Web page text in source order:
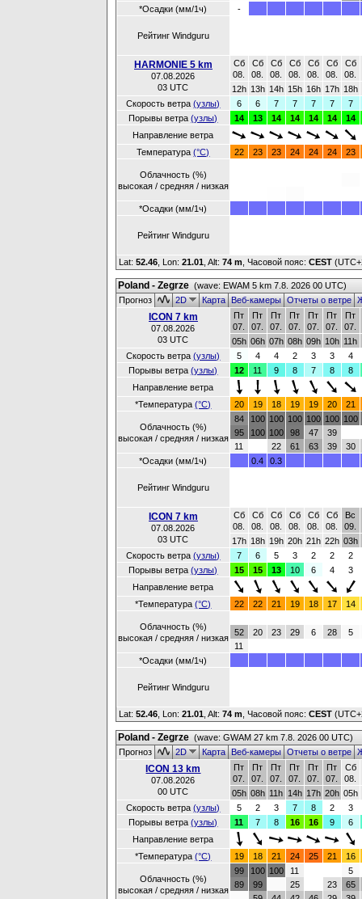
*Осадки (мм/1ч)
-
Рейтинг Windguru
HARMONIE 5 km
07.08.2026
03 UTC
Сб
08.
Сб
08.
Сб
08.
Сб
08.
Сб
08.
Сб
08.
Сб
08.
12h 13h 14h 15h 16h 17h 18h
Скорость ветра(узлы) 6 6 7 7 7 7
7
Порывы ветра(узлы) 14 13 14 14 14 14
14
Направление ветра
Температура(°C) 22 23 23 24 24 24 23
Облачность (%)
высокая / средняя / низкая
*Осадки (мм/1ч)
Рейтинг Windguru
Lat: 52.46 , Lon: 21.01 Alt: 74 m , Часовой пояс: CEST
Poland - Zegrze (wave: EWAM 5 km 7.8. 2026 00 UTC)
Прогноз
2D КартаВеб-камерыОтчеты о ветре
ICON 7 km
07.08.2026
03 UTC
Пт
07.
Пт
07.
Пт
07.
Пт
07.
Пт
07.
Пт
07.
Пт
07.
05h 06h 07h 08h 09h 10h 11h
Скорость ветра(узлы) 5 4 4 2 3 3
4
Порывы ветра(узлы) 12 11 9 8 7 8
8
Направление ветра
*Температура(°C) 20 19 18 19 19 20 21
Облачность (%)
высокая / средняя / низкая
84
95
11
100
100
100
100
22
100
98
61
100
47
63
100
39
39
100
30
*Осадки (мм/1ч)
0.4 0.3
Рейтинг Windguru
ICON 7 km
07.08.2026
03 UTC
Сб
08.
Сб
08.
Сб
08.
Сб
08.
Сб
08.
Сб
08.
Вс
09.
17h 18h 19h 20h 21h 22h 03h
Скорость ветра(узлы) 7 6 5 3 2 2
2
Порывы ветра(узлы) 15 15 13 10 6 4
3
Направление ветра
*Температура(°C) 22 22 21 19 18 17 14
Облачность (%)
высокая / средняя / низкая
52
11
20 23 29 6 28 5
*Осадки (мм/1ч)
Рейтинг Windguru
Lat: 52.46 , Lon: 21.01 Alt: 74 m , Часовой пояс: CEST
Poland - Zegrze (wave: GWAM 27 km 7.8. 2026 00 UTC)
Прогноз
2D КартаВеб-камерыОтчеты о ветре
ICON 13 km
07.08.2026
00 UTC
Пт
07.
Пт
07.
Пт
07.
Пт
07.
Пт
07.
Пт
07.
Сб
08.
05h 08h 11h 14h 17h 20h 05h
Скорость ветра(узлы) 5 2 3 7 8 2
3
Порывы ветра(узлы) 11 7 8 16 16 9
6
Направление ветра
*Температура(°C) 19 18 21 24 25 21 16
Облачность (%)
высокая / средняя / низкая
99
89
100
99
100
11
25
23
5
65